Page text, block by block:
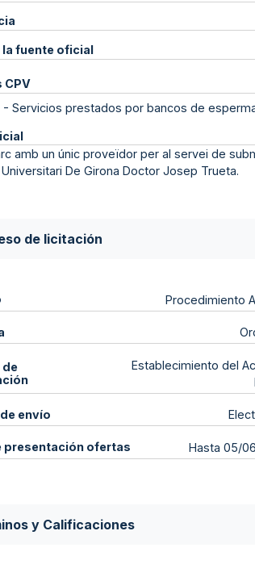
la fuente oficial
CPV
- Servicios prestados por bancos de
amb un únic proveïdor per al servei de
Universitari De Girona Doctor Josep Trueta.
de licitación
Procedimiento
de
Establecimiento del
envío
presentación ofertas Hasta 05/
y Calificaciones